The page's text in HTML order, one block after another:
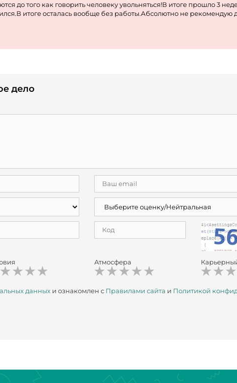
до того как говорить человеку увольняться!В итоге прошло 3
итоге осталась вообще без работы.Абсолютно не рекомендую
дело
Атмосфера
данных и ознакомлен с Правилами сайта и Политикой